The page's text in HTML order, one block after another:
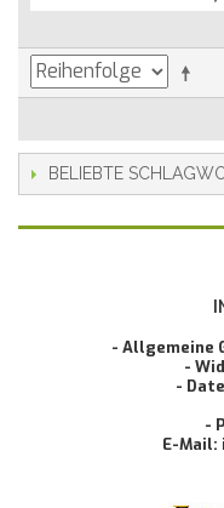
BELIEBTE
- Allgemeine
-
-
-
E-Mail: